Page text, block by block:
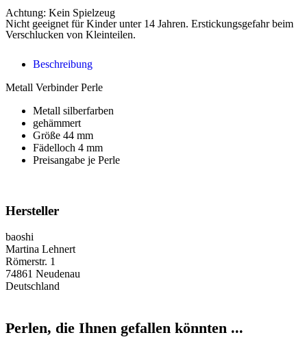
Achtung: Kein Spielzeug
Nicht geeignet für Kinder unter 14 Jahren. Erstickungsgefahr beim
Verschlucken von Kleinteilen.
Beschreibung
Metall Verbinder Perle
Metall silberfarben
gehämmert
Größe 44 mm
Fädelloch 4 mm
Preisangabe je Perle
Hersteller
baoshi
Martina Lehnert
Römerstr. 1
74861 Neudenau
Deutschland
Perlen, die Ihnen gefallen könnten ...